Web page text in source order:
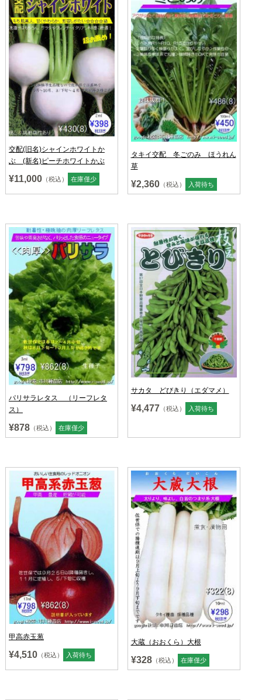
交配(旧名)シャインホワイトか
ぶ (新名)ピーチホワイトかぶ
¥11,000（税込） 在庫僅少
タキイ交配 冬ごのみ ほうれん
草
¥2,360（税込） 入荷待ち
パリサラレタス （リーフレタ
ス）
¥878（税込） 在庫僅少
サカタ どびきり（エダマメ）
¥4,477 （税込） 入荷待ち
甲高赤玉葱
¥4,510（税込） 入荷待ち
大蔵（おおくら）大根
¥328（税込） 在庫僅少